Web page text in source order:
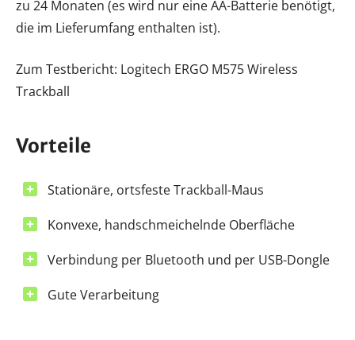
zu 24 Monaten (es wird nur eine AA-Batterie benötigt,
die im Lieferumfang enthalten ist).
Zum Testbericht: Logitech ERGO M575 Wireless
Trackball
Vorteile
Stationäre, ortsfeste Trackball-Maus
Konvexe, handschmeichelnde Oberfläche
Verbindung per Bluetooth und per USB-Dongle
Gute Verarbeitung